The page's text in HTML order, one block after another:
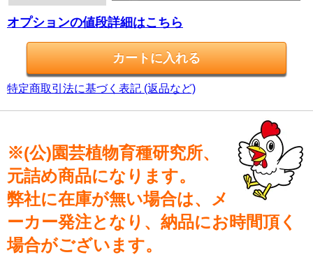
オプションの値段詳細はこちら
特定商取引法に基づく表記 (返品など)
※(公)園芸植物育種研究所、
元詰め商品になります。
弊社に在庫が無い場合は、メ
ーカー発注となり、納品にお時間頂く
場合がございます。